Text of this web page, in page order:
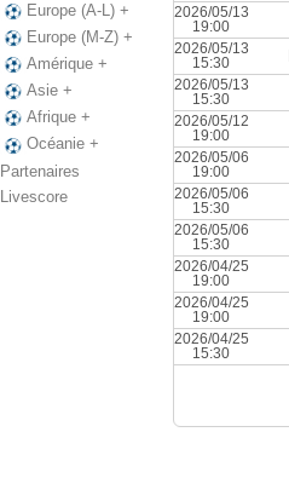
Europe (A-L) +
Europe (M-Z) +
Amérique +
Asie +
Afrique +
Océanie +
Partenaires
Livescore
2026/05/13
19:00
2026/05/13
15:30
2026/05/13
15:30
2026/05/12
19:00
2026/05/06
19:00
2026/05/06
15:30
2026/05/06
15:30
2026/04/25
19:00
2026/04/25
19:00
2026/04/25
15:30